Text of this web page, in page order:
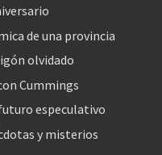
de una provincia
olvidado
Cummings
especulativo
y misterios